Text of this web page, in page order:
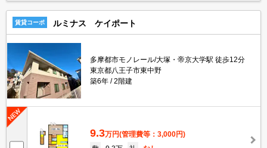
賃貸コーポ ルミナス ケイポート
多摩都市モノレール/大塚・帝京大学駅 徒歩12分
東京都八王子市東中野
築6年
2階建
9.3万円(管理費等：3,000円)